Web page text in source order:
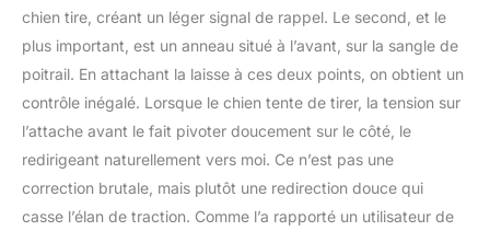
ultimes, le harnais anti-
traction pour chiens est
disponible en plusieurs
tailles et couleurs unies
différentes races et types
de corps. Pour obtenir la
bonne taille, utilisez un
mètre ruban doux et
chien tire, créant un léger signal de rappel. Le second, et le
plus important, est un anneau situé à l’avant, sur la sangle de
poitrail. En attachant la laisse à ces deux points, on obtient un
contrôle inégalé. Lorsque le chien tente de tirer, la tension sur
l’attache avant le fait pivoter doucement sur le côté, le
redirigeant naturellement vers moi. Ce n’est pas une
correction brutale, mais plutôt une redirection douce qui
casse l’élan de traction. Comme l’a rapporté un utilisateur de